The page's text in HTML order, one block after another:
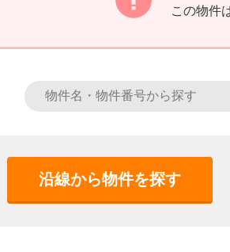
この物件
沿線から物件を探す